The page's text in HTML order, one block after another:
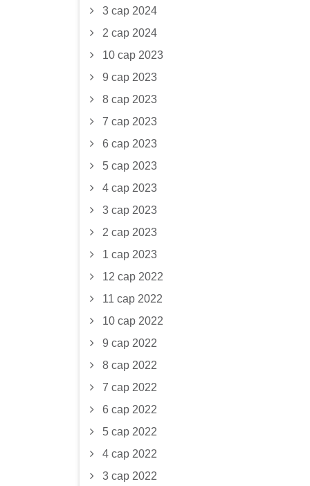
3 сар 2024
2 сар 2024
10 сар 2023
9 сар 2023
8 сар 2023
7 сар 2023
6 сар 2023
5 сар 2023
4 сар 2023
3 сар 2023
2 сар 2023
1 сар 2023
12 сар 2022
11 сар 2022
10 сар 2022
9 сар 2022
8 сар 2022
7 сар 2022
6 сар 2022
5 сар 2022
4 сар 2022
3 сар 2022